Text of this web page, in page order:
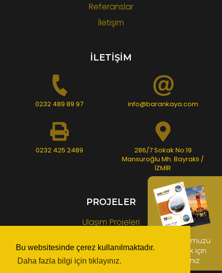
Bu websitesinde çerez kullanılmaktadır.
Daha fazla bilgi için tıklayınız.
Referanslar
İletişim
İLETİŞİM
0232 489 89 97 info@barankaya.com
0232 425 2489
286/7 Sokak No:19
Mansuroğlu Mh. Bayraklı /
İZMİR
PROJELER
Ulaşım Projeleri
Rekreasyon Alanı ve Anfi Tiyatro Projeleri
Kataloğumuzu
indirmek için
tıklayınız